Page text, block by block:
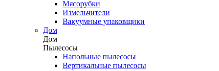
Мясорубки
Измельчители
Вакуумные упаковщики
Дом
Дом
Пылесосы
Напольные пылесосы
Вертикальные пылесосы